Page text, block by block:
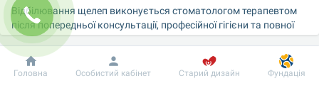
Відбілювання щелеп виконується стоматологом терапевтом
після попередньої консультації, професійної гігієни та повної
санації порожнини рота.
Тривалість послуги: 30 хвилин, виконує стоматолог
Добробут Інформація Пацієнту
Головна Особистий кабінет Старий дизайн Фундація